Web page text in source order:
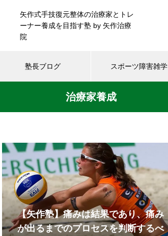
矢作式手技復元整体の治療家とトレ
ーナー養成を目指す塾 by 矢作治療
院
塾長ブログ スポーツ障害雑学
治療家養成
【矢作塾】痛みは結果であり、痛み
が出るまでのプロセスを判断するべ